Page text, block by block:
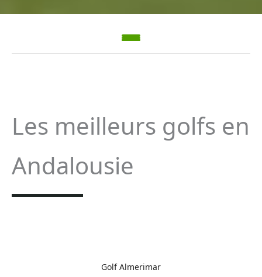
Les meilleurs golfs en
Andalousie
Golf Almerimar